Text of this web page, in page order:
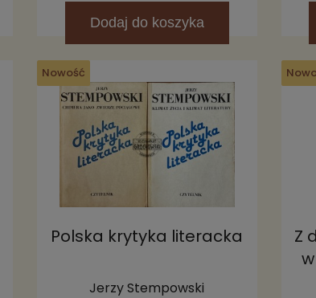
Dodaj do koszyka
Polska krytyka literacka
Jerzy Stempowski
Nowość
Z